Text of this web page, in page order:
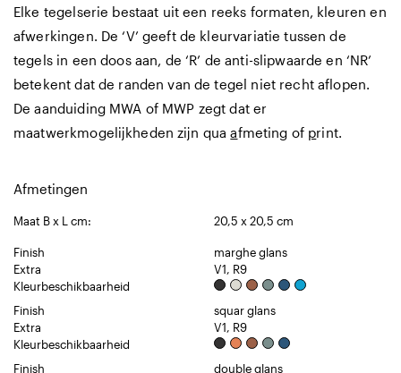
Elke tegelserie bestaat uit een reeks formaten, kleuren en
afwerkingen. De ‘V’ geeft de kleurvariatie tussen de
tegels in een doos aan, de ‘R’ de anti-slipwaarde en ‘NR’
betekent dat de randen van de tegel niet recht aflopen.
De aanduiding MWA of MWP zegt dat er
maatwerkmogelijkheden zijn quaafmeting of print.
Afmetingen
Maat B x L cm: 20,5 x 20,5 cm
Finish
marghe glans
Extra
V1, R9
Kleurbeschikbaarheid
Finish
squar glans
Extra
V1, R9
Kleurbeschikbaarheid
Finish
double glans